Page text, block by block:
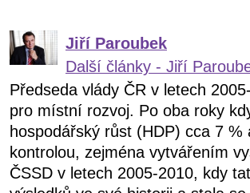
Jiří Paroubek
Další články - Jiří
Předseda vlády ČR v letech
pro místní rozvoj. Po oba roky
hospodářský růst (HDP) cca 7
kontrolou, zejména vytvářením
ČSSD v letech 2005-2010, kdy